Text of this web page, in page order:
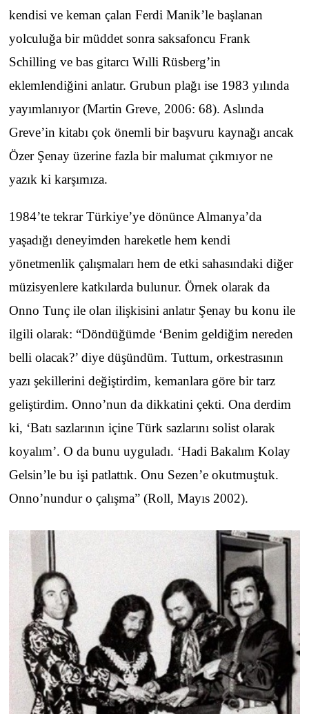
kendisi ve keman çalan Ferdi Manik’le başlanan
yolculuğa bir müddet sonra saksafoncu Frank
Schilling ve bas gitarcı Wılli Rüsberg’in
eklemlendiğini anlatır. Grubun plağı ise 1983 yılında
yayımlanıyor (Martin Greve, 2006: 68). Aslında
Greve’in kitabı çok önemli bir başvuru kaynağı ancak
Özer Şenay üzerine fazla bir malumat çıkmıyor ne
yazık ki karşımıza.
1984’te tekrar Türkiye’ye dönünce Almanya’da
yaşadığı deneyimden hareketle hem kendi
yönetmenlik çalışmaları hem de etki sahasındaki diğer
müzisyenlere katkılarda bulunur. Örnek olarak da
Onno Tunç ile olan ilişkisini anlatır Şenay bu konu ile
ilgili olarak: “Döndüğümde ‘Benim geldiğim nereden
belli olacak?’ diye düşündüm. Tuttum, orkestrasının
yazı şekillerini değiştirdim, kemanlara göre bir tarz
geliştirdim. Onno’nun da dikkatini çekti. Ona derdim
ki, ‘Batı sazlarının içine Türk sazlarını solist olarak
koyalım’. O da bunu uyguladı. ‘Hadi Bakalım Kolay
Gelsin’le bu işi patlattık. Onu Sezen’e okutmuştuk.
Onno’nundur o çalışma” (Roll, Mayıs 2002).